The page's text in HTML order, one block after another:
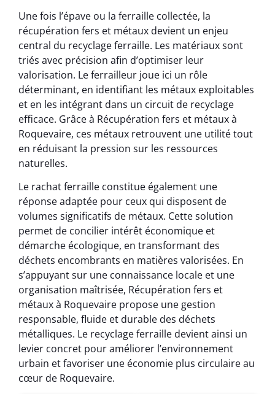
Une fois l’épave ou la ferraille collectée, la
récupération fers et métaux devient un enjeu
central du recyclage ferraille. Les matériaux sont
triés avec précision afin d’optimiser leur
valorisation. Le ferrailleur joue ici un rôle
déterminant, en identifiant les métaux exploitables
et en les intégrant dans un circuit de recyclage
efficace. Grâce à Récupération fers et métaux à
Roquevaire, ces métaux retrouvent une utilité tout
en réduisant la pression sur les ressources
naturelles.
Le rachat ferraille constitue également une
réponse adaptée pour ceux qui disposent de
volumes significatifs de métaux. Cette solution
permet de concilier intérêt économique et
démarche écologique, en transformant des
déchets encombrants en matières valorisées. En
s’appuyant sur une connaissance locale et une
organisation maîtrisée, Récupération fers et
métaux à Roquevaire propose une gestion
responsable, fluide et durable des déchets
métalliques. Le recyclage ferraille devient ainsi un
levier concret pour améliorer l’environnement
urbain et favoriser une économie plus circulaire au
cœur de Roquevaire.